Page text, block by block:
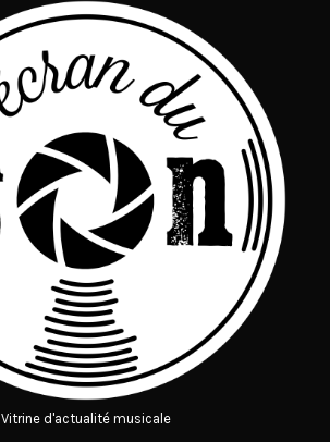
Vitrine d'actualité musicale